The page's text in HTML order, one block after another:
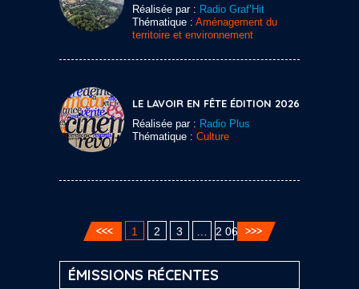
Réalisée par : Radio Graf’Hit
Thématique : Aménagement du
territoire et environnement
LE LAVOIR EN FÊTE ÉDITION 2026
Réalisée par : Radio Plus
Thématique : Culture
1 2 3 2 060
ÉMISSIONS RÉCENTES